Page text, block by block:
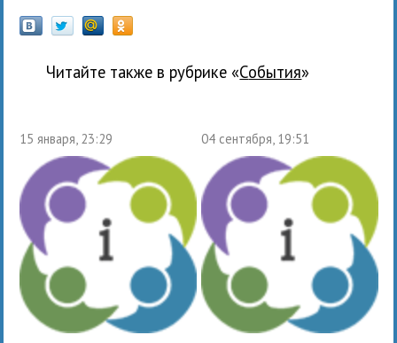
Читайте также в рубрике « события»
15 января, 23:29 04 сентября, 19:51